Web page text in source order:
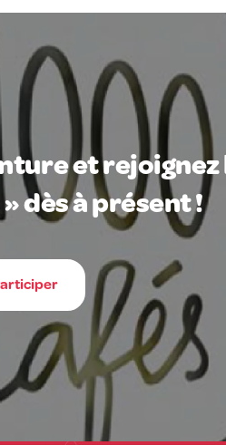
et rejoignez
dès à présent !